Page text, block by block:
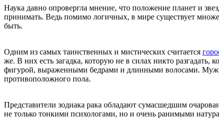
Наука давно опровергла мнение, что положение планет и
принимать. Ведь помимо логичных, в мире существует
быть.
Одним из самых таинственных и мистических считается
же. В них есть загадка, которую не в силах никто
фигурой, выраженными бедрами и длинными волосами.
противоположного пола.
Представители зодиака рака обладают сумасшедшим
не только тонкими психологами, но и очень ранимыми